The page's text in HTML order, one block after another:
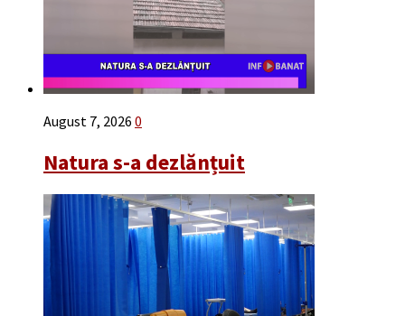
August 7, 2026 0
Natura s-a dezlănțuit